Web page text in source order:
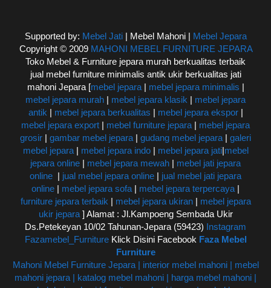
Supported by: Mebel Jati| Mebel Mahoni | Mebel Jepara
Copyright © 2009 MAHONI MEBEL FURNITURE JEPARA
Toko Mebel & Furniture jepara murah berkualitas terbaik
jual mebel furniture minimalis antik ukir berkualitas jati
mahoni Jepara [mebel jepara| mebel jepara minimalis |
mebel jepara murah | mebel jepara klasik | mebel jepara
antik | mebel jepara berkualitas | mebel jepara ekspor|
mebel jepara export | mebel furniture jepara | mebel jepara
grosir | gambar mebel jepara | gudang mebel jepara | galeri
mebel jepara| mebel jepara indo| mebel jepara jati|mebel
jepara online | mebel jepara mewah | mebel jati jepara
online | jual mebel jepara online | jual mebel jati jepara
online | mebel jepara sofa | mebel jepara terpercaya |
furniture jepara terbaik | mebel jepara ukiran| mebel jepara
ukir jepara ] Alamat : Jl.Kampoeng Sembada Ukir
Ds.Petekeyan 10/02 Tahunan-Jepara (59423) Instagram
Fazamebel_FurnitureKlick Disini Facebook Faza Mebel
Furniture
Mahoni Mebel Furniture Jepara | interior mebel mahoni | mebel
mahoni jepara | katalog mebel mahoni | harga mebel mahoni |